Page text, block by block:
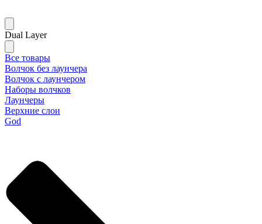
Dual Layer
Все товары
Волчок без лаунчера
Волчок с лаунчером
Наборы волчков
Лаунчеры
Верхние слои
God